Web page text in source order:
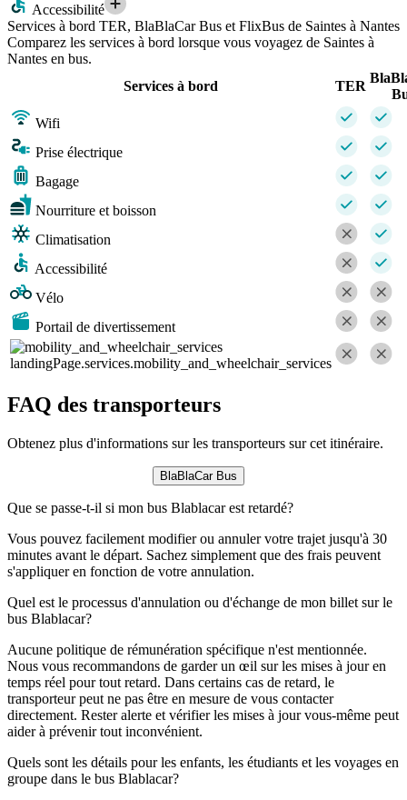
Accessibilité
Services à bord TER, BlaBlaCar Bus et FlixBus de Saintes à Nantes
Comparez les services à bord lorsque vous voyagez de Saintes à
Nantes en bus.
Services à bord
TER
Wifi
Prise électrique
Bagage
Nourriture et boisson
Climatisation
Accessibilité
Vélo
Portail de divertissement
landingPage.services.mobility_and_wheelchair_services
FAQ des transporteurs
Obtenez plus d'informations sur les transporteurs sur cet itinéraire.
BlaBlaCar Bus
Que se passe-t-il si mon bus Blablacar est retardé?
Vous pouvez facilement modifier ou annuler votre trajet jusqu'à 30
minutes avant le départ. Sachez simplement que des frais peuvent
s'appliquer en fonction de votre annulation.
Quel est le processus d'annulation ou d'échange de mon billet sur le
bus Blablacar?
Aucune politique de rémunération spécifique n'est mentionnée.
Nous vous recommandons de garder un œil sur les mises à jour en
temps réel pour tout retard. Dans certains cas de retard, le
transporteur peut ne pas être en mesure de vous contacter
directement. Rester alerte et vérifier les mises à jour vous-même peut
aider à prévenir tout inconvénient.
Quels sont les détails pour les enfants, les étudiants et les voyages en
groupe dans le bus Blablacar?